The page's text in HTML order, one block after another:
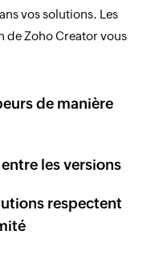
vos solutions. Les
de Zoho Creator vous
de manière
les versions
respectent